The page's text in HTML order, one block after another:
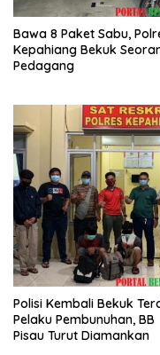
Bawa 8 Paket Sabu,
Kepahiang Bekuk
Pedagang
Polisi Kembali Bekuk
Pelaku Pembunuhan, BB
Pisau Turut Diamankan